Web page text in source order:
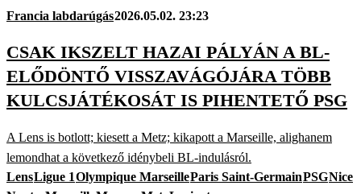
Francia labdarúgás2026.05.02. 23:23
CSAK IKSZELT HAZAI PÁLYÁN A BL-
ELŐDÖNTŐ VISSZAVÁGÓJÁRA TÖBB
KULCSJÁTÉKOSÁT IS PIHENTETŐ PSG
A Lens is botlott; kiesett a Metz; kikapott a Marseille, alighanem
lemondhat a következő idénybeli BL-indulásról.
LensLigue 1Olympique MarseilleParis Saint-GermainPSGNice